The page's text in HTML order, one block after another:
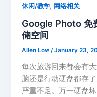
休闲/教学, 网络相关
Google Photo 免
储空间
Allen Low/January 23,
每次旅游回来都会有
脑还是行动硬盘都存
严重不足。万一硬盘